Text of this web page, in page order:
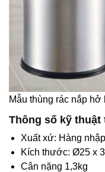
Mẫu thùng rác nắp
Thông số kỹ
Xuất xứ: Hàng
Kích thước: Ø25 x
Cân nặng 1,3kg